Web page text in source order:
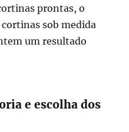
prontas, o
cortinas sob medida
um resultado
e escolha dos